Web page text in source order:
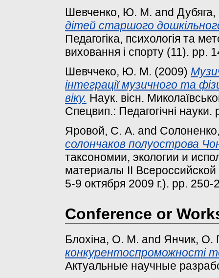
Шевченко, Ю. М. and
дітей старшого
Педагогіка, психологія та
виховання і спорту (11).
Шевччеко, Ю. М. (2009)
інтеграції музичного та
віку. Наук. вісн.
Спецвип.: Педагогічні
Яровой, С. А. and
солончаков полуострова
таксономии, экологии и
материалы II
5-9 октября 2009 г.). pp. 250-
Conference or
Блохіна, О. М. and Янчик, О.
конкурентоспроможності
Актуальные научные